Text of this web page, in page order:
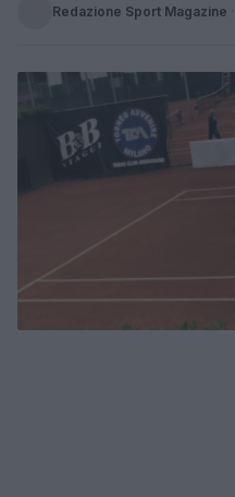
Redazione Sport Magazine ·